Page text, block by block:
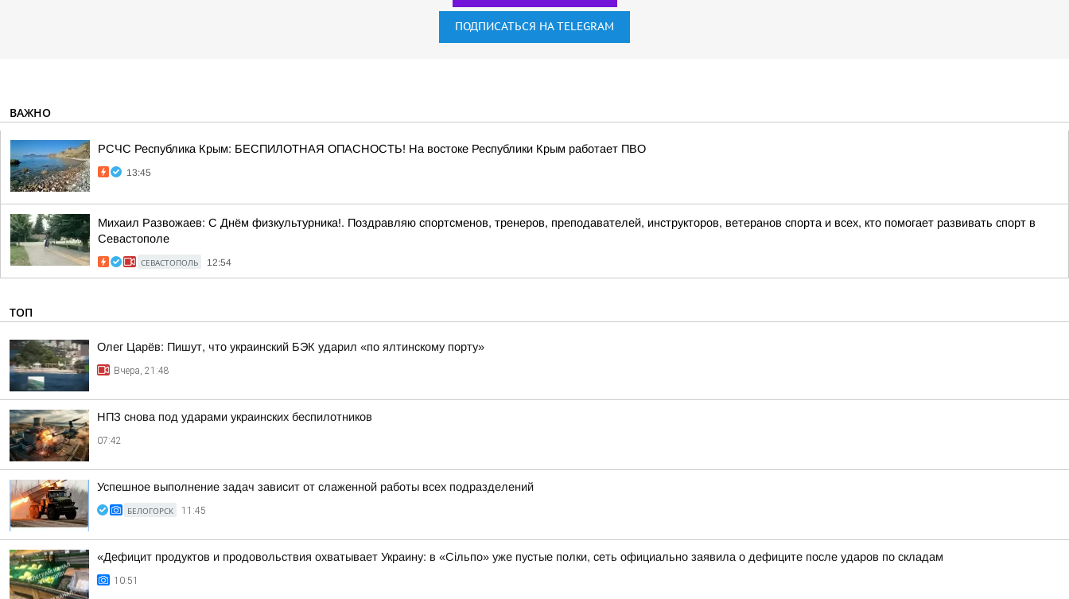
ПОДПИСАТЬСЯ НА TELEGRAM
ВАЖНО
РСЧС Республика Крым: БЕСПИЛОТНАЯ ОПАСНОСТЬ! На востоке Республики Крым работает ПВО
13:45
Михаил Развожаев: С Днём физкультурника!. Поздравляю спортсменов, тренеров, преподавателей, инструкторов, ветеранов спорта и всех, кто помогает развивать спорт в
Севастополе
СЕВАСТОПОЛЬ 12:54
ТОП
Олег Царёв: Пишут, что украинский БЭК ударил «по ялтинскому порту»
Вчера, 21:48
НПЗ снова под ударами украинских беспилотников
07:42
Успешное выполнение задач зависит от слаженной работы всех подразделений
БЕЛОГОРСК 11:45
«Дефицит продуктов и продовольствия охватывает Украину: в «Сільпо» уже пустые полки, сеть официально заявила о дефиците после ударов по складам
10:51